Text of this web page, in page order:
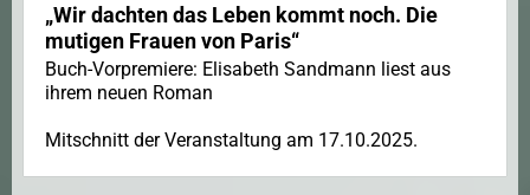
„Wir dachten das Leben kommt noch. Die
mutigen Frauen von Paris“
Buch-Vorpremiere: Elisabeth Sandmann liest aus
ihrem neuen Roman
Mitschnitt der Veranstaltung am 17.10.2025.